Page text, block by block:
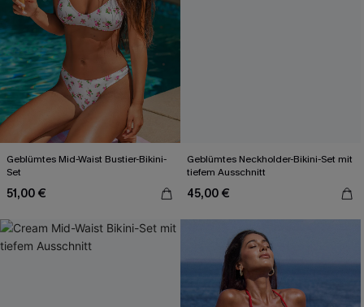
Geblümtes Mid-Waist Bustier-Bikini-
Set
51,00 €
Geblümtes Neckholder-Bikini-Set mit
tiefem Ausschnitt
45,00 €